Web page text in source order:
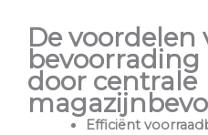
De voordelen
door centrale
Efficiënt